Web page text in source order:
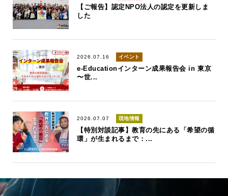
【ご報告】認定NPO法人の認定を更新しま
した
2026.07.16 イベント
e-Educationインターン成果報告会 in 東京
〜世...
2026.07.07 現地情報
【特別対談記事】教育の先にある「希望の循
環」が生まれるまで：...